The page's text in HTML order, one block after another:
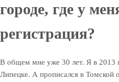
городе, где у
регистрация?
В общем мне уже 30 лет. Я в 2013
Липецке. А прописался в Томской